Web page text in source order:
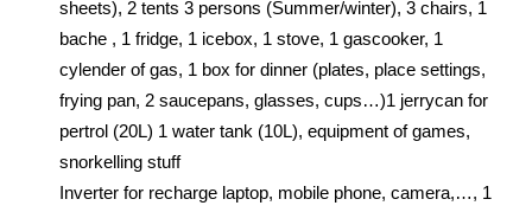
sheets), 2 tents 3 persons (Summer/winter), 3 chairs, 1
bache , 1 fridge, 1 icebox, 1 stove, 1 gascooker, 1
cylender of gas, 1 box for dinner (plates, place settings,
frying pan, 2 saucepans, glasses, cups…)1 jerrycan for
pertrol (20L) 1 water tank (10L), equipment of games,
snorkelling stuff
Inverter for recharge laptop, mobile phone, camera,…, 1